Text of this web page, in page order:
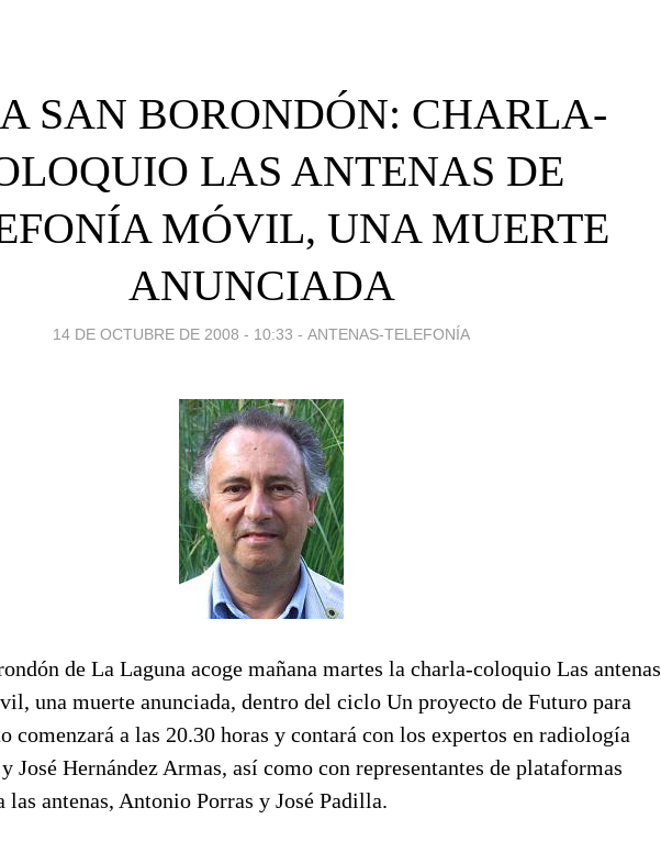
SAN BORONDÓN: CHARLA-
LAS ANTENAS DE
MÓVIL, UNA MUERTE
ANUNCIADA
14 DE OCTUBRE DE 2008 - 10:33 - ANTENAS-TELEFONÍA
de La Laguna acoge mañana martes la charla-coloquio Las antenas
una muerte anunciada, dentro del ciclo Un proyecto de Futuro para
comenzará a las 20.30 horas y contará con los expertos en radiología
José Hernández Armas, así como con representantes de plataformas
las antenas, Antonio Porras y José Padilla.